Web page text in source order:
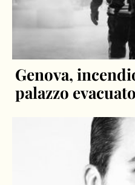
Genova,
palazzo evacuato